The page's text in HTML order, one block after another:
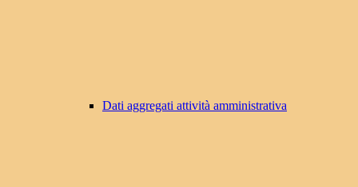
Dati aggregati attività amministrativa